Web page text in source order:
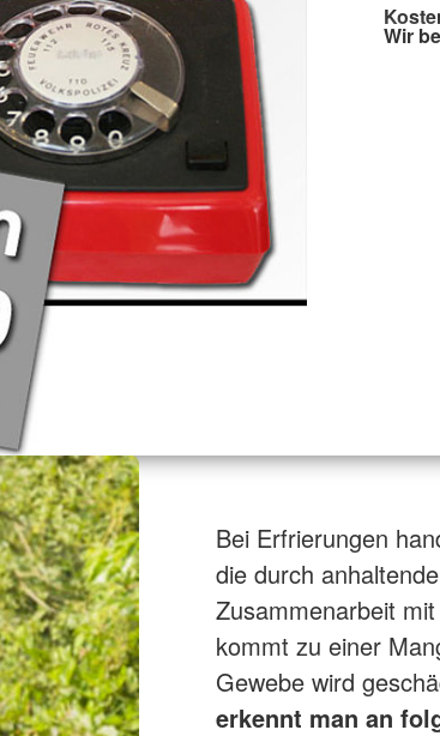
Wir
Bei Erfrierungen
die durch
Zusammenarbeit
kommt zu einer
Gewebe wird
erkennt man an